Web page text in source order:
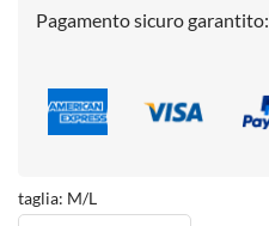
Pagamento sicuro garantito:
taglia: M/L